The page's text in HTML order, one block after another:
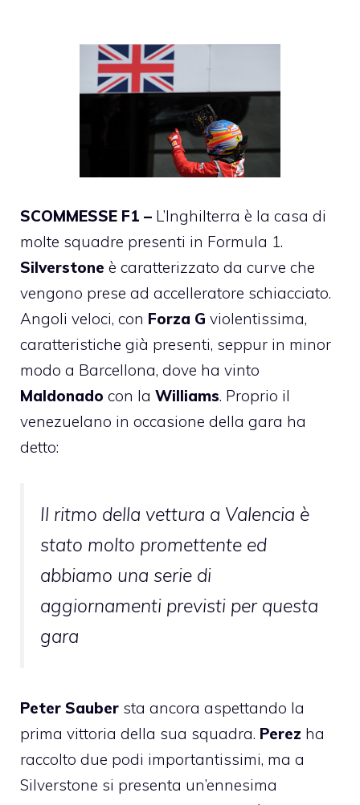
SCOMMESSE F1 – L’Inghilterra è la casa di
molte squadre presenti in Formula 1.
Silverstone è caratterizzato da curve che
vengono prese ad accelleratore schiacciato.
Angoli veloci, con Forza G violentissima,
caratteristiche già presenti, seppur in minor
modo a Barcellona, dove ha vinto
Maldonado con la Williams. Proprio il
venezuelano in occasione della gara ha
detto:
Il ritmo della vettura a Valencia è
stato molto promettente ed
abbiamo una serie di
aggiornamenti previsti per questa
gara
Peter Sauber sta ancora aspettando la
prima vittoria della sua squadra. Perez ha
raccolto due podi importantissimi, ma a
Silverstone si presenta un’ennesima